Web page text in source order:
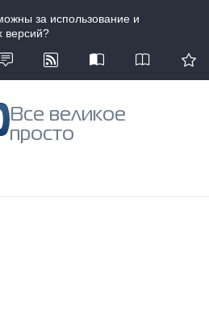
за использование и
версий?
Все великое
просто